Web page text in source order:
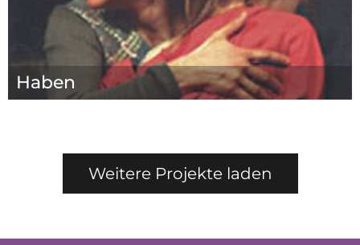
Haben
Weitere Projekte laden